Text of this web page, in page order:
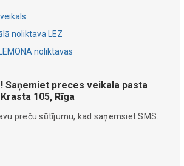
noliktava LEZ
noliktavas
Saņemiet preces veikala pasta
105, Rīga
preču sūtījumu, kad saņemsiet SMS.